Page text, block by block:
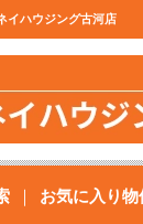
イハウジング古河店
お気に入り物